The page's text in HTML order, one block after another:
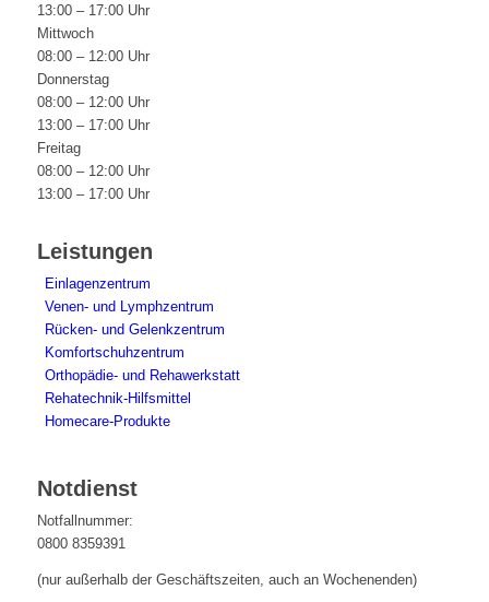
13:00 – 17:00 Uhr
Mittwoch
08:00 – 12:00 Uhr
Donnerstag
08:00 – 12:00 Uhr
13:00 – 17:00 Uhr
Freitag
08:00 – 12:00 Uhr
13:00 – 17:00 Uhr
Leistungen
Einlagenzentrum
Venen- und Lymphzentrum
Rücken- und Gelenkzentrum
Komfortschuhzentrum
Orthopädie- und Rehawerkstatt
Rehatechnik-Hilfsmittel
Homecare-Produkte
Notdienst
Notfallnummer:
0800 8359391
(nur außerhalb der Geschäftszeiten, auch an Wochenenden)